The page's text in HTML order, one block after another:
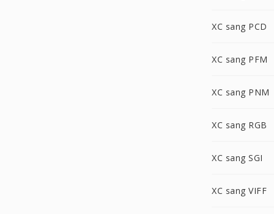
XC sang PCD
XC sang PFM
XC sang PNM
XC sang RGB
XC sang SGI
XC sang VIFF